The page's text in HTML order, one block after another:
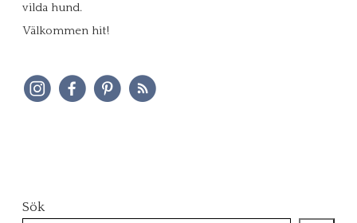
vilda hund.
Välkommen hit!
Sök